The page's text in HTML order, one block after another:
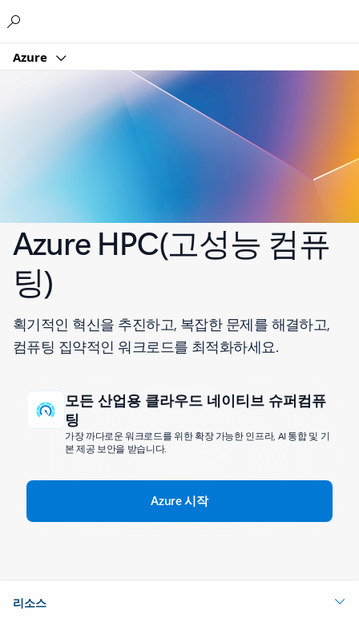
Azure
Azure HPC(고성능 컴퓨
팅)
획기적인 혁신을 추진하고, 복잡한 문제를 해결하고,
컴퓨팅 집약적인 워크로드를 최적화하세요.
모든 산업용 클라우드 네이티브 슈퍼컴퓨
팅
가장 까다로운 워크로드를 위한 확장 가능한 인프라, AI 통합 및 기
본 제공 보안을 받습니다.
Azure 시작
리소스